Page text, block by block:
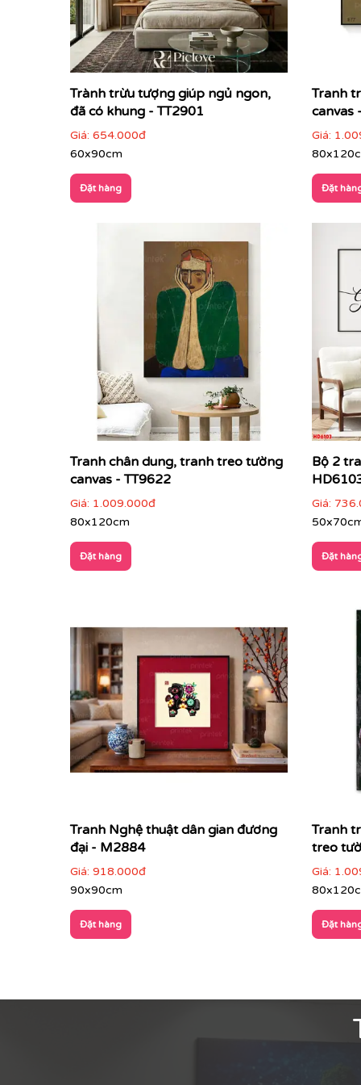
Cách phối tranh trừu tượng với nội thất &
Tranh trừu tượng phù hợp với nhiều loại hình
Phòng khách hiện đại, căn hộ cao cấp:
Trành trừu tượng giúp ngủ ngon,
đã có khung - TT2901
Giá: 654.000đ
60x90cm
Đặt hàng
Tranh
canvas
Giá:
Đặt
Tranh chân dung, tranh treo tường
canvas - TT9622
Giá: 1.009.000đ
80x120cm
Đặt hàng
Bộ 2
Giá:
Đặt
Tranh Nghệ thuật dân gian đương
đại - M2884
Giá: 918.000đ
90x90cm
Đặt hàng
Tranh
treo
Giá:
Đặt